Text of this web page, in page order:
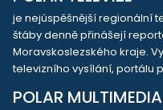
je nejúspěšnější regionální
štáby denně přinášejí
Moravskoslezského kraje.
televizního vysílání, portálu
POLAR MULTIMEDIA